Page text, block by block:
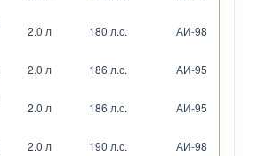
2.0 л 180 л.с. АИ-98
2.0 л 186 л.с. АИ-95
2.0 л 186 л.с. АИ-95
2.0 л 190 л.с. АИ-98